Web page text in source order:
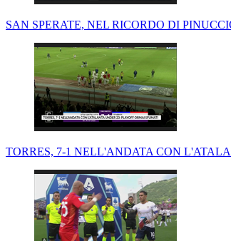
SAN SPERATE, NEL RICORDO DI
TORRES, 7-1 NELL'ANDATA CON